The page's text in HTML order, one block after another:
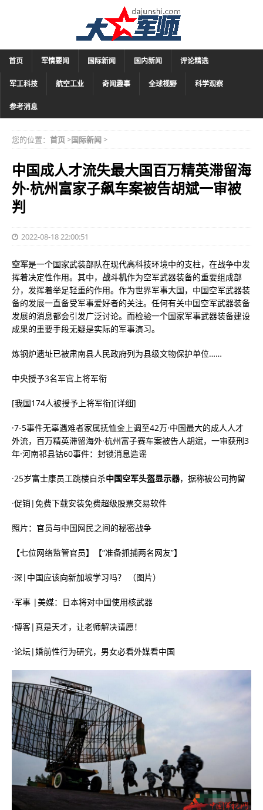
首页 军情要闻 国际新闻 国内新闻 评论精选
军工科技 航空工业 奇闻趣事 全球视野 科学观察
参考消息
您的位置： 首页>国际新闻>
中国成人才流失最大国百万精英滞留海
外·杭州富家子飙车案被告胡斌一审被
判
2022-08-18 22:00:51
空军是一个国家武装部队在现代高科技环境中的支柱，在战争中发
挥着决定性作用。其中， 战斗机作为空军武器装备的重要组成部
分，发挥着举足轻重的作用。作为世界军事大国，中国空军武器装
备的发展一直备受军事爱好者的关注。任何有关中国空军武器装备
发展的消息都会引发广泛讨论。而检验一个国家军事武器装备建设
成果的重要手段无疑是实际的军事演习。
炼钢炉遗址已被肃南县人民政府列为县级文物保护单位……
中央授予3名军官上将军衔
[我国174人被授予上将军衔][详细]
·7-5事件无辜遇难者家属抚恤金上调至42万·中国最大的成人人才
外流，百万精英滞留海外·杭州富子赛车案被告人胡斌，一审获刑3
年·河南祁县钴60事件：封锁消息造谣
·25岁富士康员工跳楼自杀中国空军头盔显示器，据称被公司拘留
·促销|免费下载安装免费超级股票交易软件
照片：官员与中国网民之间的秘密战争
【七位网络监管官员】【“准备抓捕两名网友”】
·深|中国应该向新加坡学习吗？ （图片）
·军事 |美媒：日本将对中国使用核武器
·博客|真是天才，让老师解决请愿！
·论坛|婚前性行为研究，男女必看外媒看中国